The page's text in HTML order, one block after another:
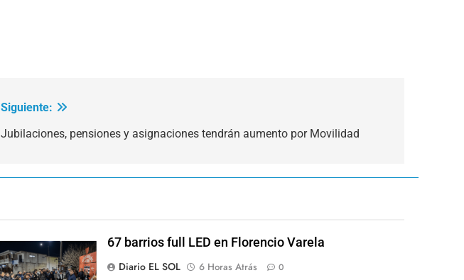
Siguiente:
Jubilaciones, pensiones y asignaciones tendrán aumento por Movilidad
67 barrios full LED en Florencio Varela
Diario EL SOL
6 Horas Atrás 0